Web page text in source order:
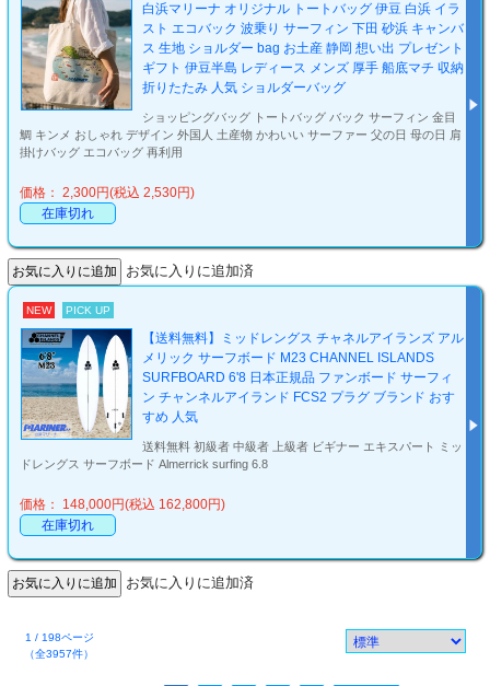
白浜マリーナ オリジナル トートバッグ 伊豆 白浜 イラ
スト エコバック 波乗り サーフィン 下田 砂浜 キャンバ
ス 生地 ショルダー bag お土産 静岡 想い出 プレゼント
ギフト 伊豆半島 レディース メンズ 厚手 船底マチ 収納
折りたたみ 人気 ショルダーバッグ
ショッピングバッグ トートバッグ バック サーフィン 金目
鯛 キンメ おしゃれ デザイン 外国人 土産物 かわいい サーファー 父の日 母の日 肩
掛けバッグ エコバッグ 再利用
価格： 2,300円(税込 2,530円)
在庫切れ
お気に入りに追加済
NEW PICK UP
【送料無料】ミッドレングス チャネルアイランズ アル
メリック サーフボード M23 CHANNEL ISLANDS
SURFBOARD 6'8 日本正規品 ファンボード サーフィ
ン チャンネルアイランド FCS2 プラグ ブランド おす
すめ 人気
送料無料 初級者 中級者 上級者 ビギナー エキスパート ミッ
ドレングス サーフボード Almerrick surfing 6.8
価格： 148,000円(税込 162,800円)
在庫切れ
お気に入りに追加済
1 / 198ページ
（全3957件）